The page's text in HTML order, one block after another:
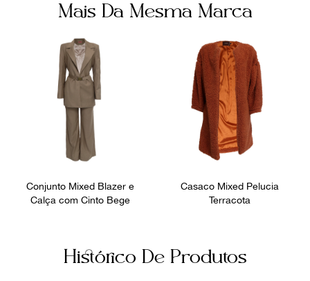
Mais Da Mesma Marca
Conjunto Mixed Blazer e
Calça com Cinto Bege
Casaco Mixed Pelucia
Terracota
Histórico De Produtos